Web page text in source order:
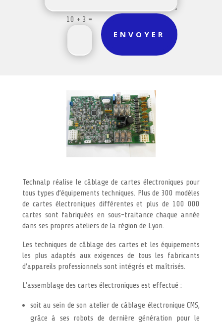
10 + 3 =
ENVOYER
Technalp réalise le câblage de cartes électroniques pour
tous types d’équipements techniques. Plus de 300 modèles
de cartes électroniques différentes et plus de 100 000
cartes sont fabriquées en sous-traitance chaque année
dans ses propres ateliers de la région de Lyon.
Les techniques de câblage des cartes et les équipements
les plus adaptés aux exigences de tous les fabricants
d’appareils professionnels sont intégrés et maîtrisés.
L’assemblage des cartes électroniques est effectué :
soit au sein de son atelier de câblage électronique CMS,
grâce à ses robots de dernière génération pour le